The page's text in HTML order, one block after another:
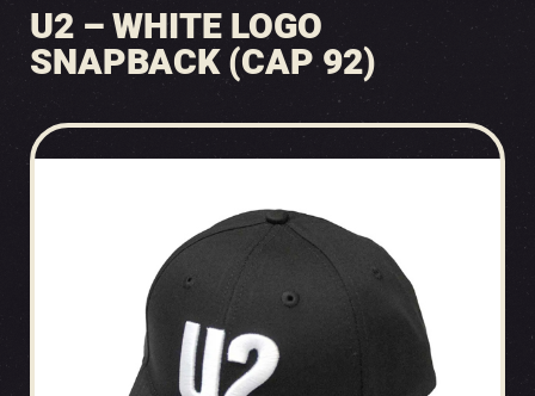
U2 – WHITE LOGO
SNAPBACK (CAP 92)